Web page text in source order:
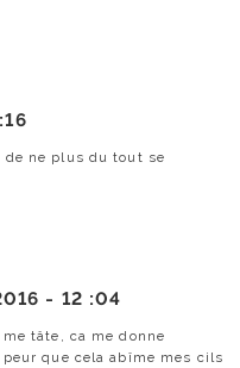
de ne plus du tout se
- 12 :04
tâte, ca me donne
que cela abîme mes cils